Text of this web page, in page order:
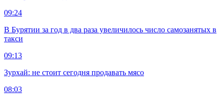
09:24
В Бурятии за год в два раза увеличилось число самозанятых в
такси
09:13
Зурхай: не стоит сегодня продавать мясо
08:03